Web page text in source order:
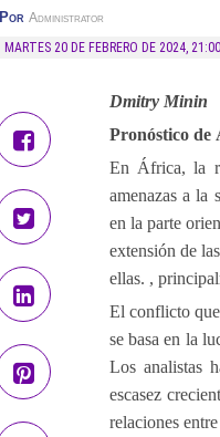
Por Administrator
MARTES 20 DE FEBRERO DE 2024,
Dmitry Minin
Pronóstico de
En África, la
amenazas a la
en la parte
extensión de
ellas. ,
El conflicto
se basa en la
Los analistas
escasez
relaciones